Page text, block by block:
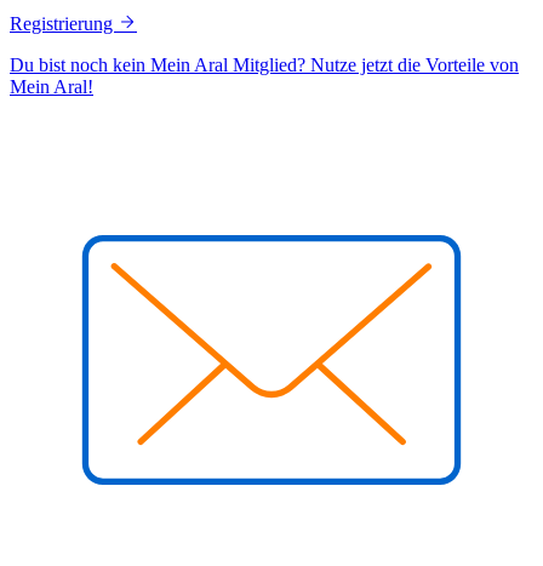
Registrierung
Du bist noch kein Mein Aral Mitglied? Nutze jetzt die Vorteile von
Mein Aral!